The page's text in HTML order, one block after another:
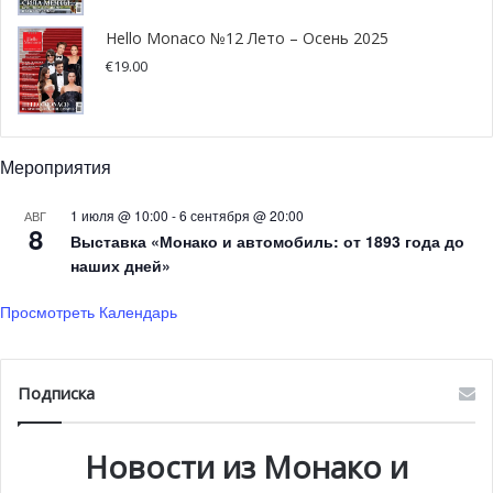
The future looks ???@Charles_Leclerc
⚔️
#F1
— Formula 1 (@F1)
Первым на финиш прибыл Льюис Хэмилтон, который
Шумахера. На текущий момент шестикратный чемпион
составляет 91 победу.
Следующее Гран-при состоится в Великобритании.
Пожелаем удачи монегасскому гонщику!
Hello Monaco №12 Лето – Осень 2025
€19.00
Мероприятия
АВГ
8
1 июля @ 10:00 -6 сентября @ 20:00
Выставка «Монако и автомобиль: от 1893 года до
наших дней»
Просмотреть Календарь
Подписка
Новости из Монако и